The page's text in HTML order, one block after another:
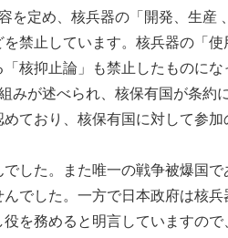
定め、核兵器の「開発、生産
禁止しています。核兵器の「使
核抑止論」も禁止したものにな
が述べられ、核保有国が条約
ており、核保有国に対して参加
した。また唯一の戦争被爆国で
でした。一方で日本政府は核
を務めると明言していますの